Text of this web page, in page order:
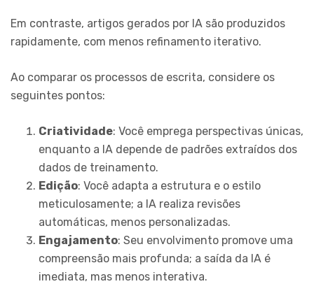
Em contraste, artigos gerados por IA são produzidos
rapidamente, com menos refinamento iterativo.
Ao comparar os processos de escrita, considere os
seguintes pontos:
Criatividade: Você emprega perspectivas únicas,
enquanto a IA depende de padrões extraídos dos
dados de treinamento.
Edição: Você adapta a estrutura e o estilo
meticulosamente; a IA realiza revisões
automáticas, menos personalizadas.
Engajamento: Seu envolvimento promove uma
compreensão mais profunda; a saída da IA é
imediata, mas menos interativa.